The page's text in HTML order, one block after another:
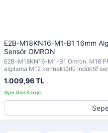
E2B-M18KN16-M1-B1 16mm
Sensör OMRON
E2B-M18KN16-M1-B1 Omron, M18
algılama M12 konnektörlü indüktif
1.009,96 TL